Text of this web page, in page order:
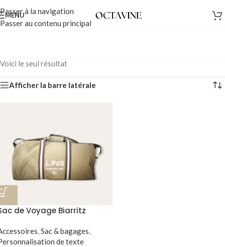
Passer à la navigation
Passer au contenu principal
MENU
Voici le seul résultat
Afficher la barre latérale
de Voyage Biarritz
,Sac & bagages,
de texte